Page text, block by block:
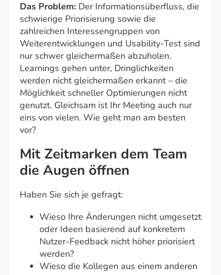
Das Problem: Der Informationsüberfluss, die
schwierige Priorisierung sowie die
zahlreichen Interessengruppen von
Weiterentwicklungen und Usability-Test sind
nur schwer gleichermaßen abzuholen.
Learnings gehen unter, Dringlichkeiten
werden nicht gleichermaßen erkannt – die
Möglichkeit schneller Optimierungen nicht
genutzt. Gleichsam ist Ihr Meeting auch nur
eins von vielen. Wie geht man am besten
vor?
Mit Zeitmarken dem Team
die Augen öffnen
Haben Sie sich je gefragt:
Wieso Ihre Änderungen nicht umgesetzt
oder Ideen basierend auf konkretem
Nutzer-Feedback nicht höher priorisiert
werden?
Wieso die Kollegen aus einem anderen